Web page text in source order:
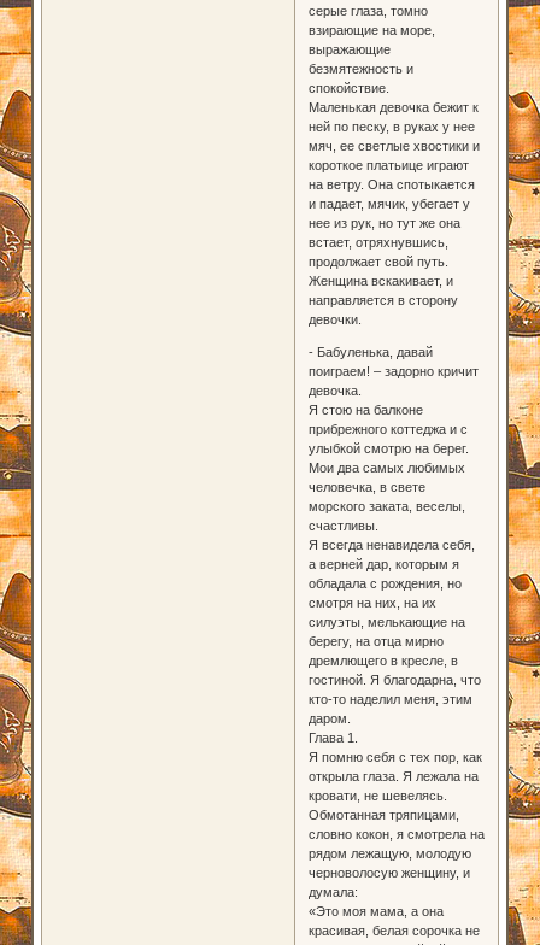
серые глаза, томно
взирающие на море,
выражающие
безмятежность и
спокойствие.
Маленькая девочка бежит к
ней по песку, в руках у нее
мяч, ее светлые хвостики и
короткое платьице играют
на ветру. Она спотыкается
и падает, мячик, убегает у
нее из рук, но тут же она
встает, отряхнувшись,
продолжает свой путь.
Женщина вскакивает, и
направляется в сторону
девочки.
- Бабуленька, давай
поиграем! – задорно кричит
девочка.
Я стою на балконе
прибрежного коттеджа и с
улыбкой смотрю на берег.
Мои два самых любимых
человечка, в свете
морского заката, веселы,
счастливы.
Я всегда ненавидела себя,
а верней дар, которым я
обладала с рождения, но
смотря на них, на их
силуэты, мелькающие на
берегу, на отца мирно
дремлющего в кресле, в
гостиной. Я благодарна, что
кто-то наделил меня, этим
даром.
Глава 1.
Я помню себя с тех пор, как
открыла глаза. Я лежала на
кровати, не шевелясь.
Обмотанная тряпицами,
словно кокон, я смотрела на
рядом лежащую, молодую
черноволосую женщину, и
думала:
«Это моя мама, а она
красивая, белая сорочка не